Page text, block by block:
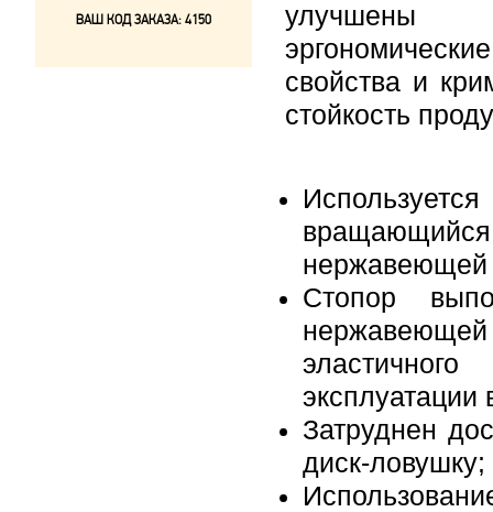
улучшены
эргономические
свойства и
стойкость
нержавеющей
Стопор
эксплуатации
Затруднен
диск-ловушку;
ВАШ КОД ЗАКАЗА: 4150